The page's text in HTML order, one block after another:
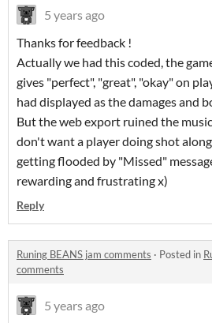
5 years ago
Thanks for feedback !
Actually we had this coded, the
gives "perfect", "great", "okay" on
had displayed as the damages and
But the web export ruined the
don't want a player doing shot
getting flooded by "Missed"
rewarding and frustrating x)
Reply
Runing BEANS jam comments · Posted in
comments
5 years ago